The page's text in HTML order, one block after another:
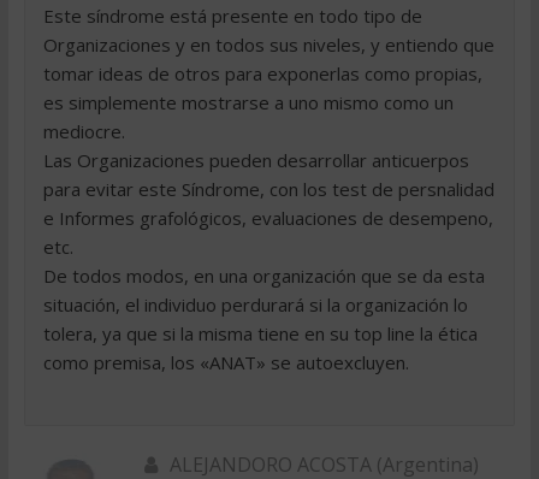
Este síndrome está presente en todo tipo de
Organizaciones y en todos sus niveles, y entiendo que
tomar ideas de otros para exponerlas como propias,
es simplemente mostrarse a uno mismo como un
mediocre.
Las Organizaciones pueden desarrollar anticuerpos
para evitar este Síndrome, con los test de persnalidad
e Informes grafológicos, evaluaciones de desempeno,
etc.
De todos modos, en una organización que se da esta
situación, el individuo perdurará si la organización lo
tolera, ya que si la misma tiene en su top line la ética
como premisa, los «ANAT» se autoexcluyen.
ALEJANDORO ACOSTA (Argentina)